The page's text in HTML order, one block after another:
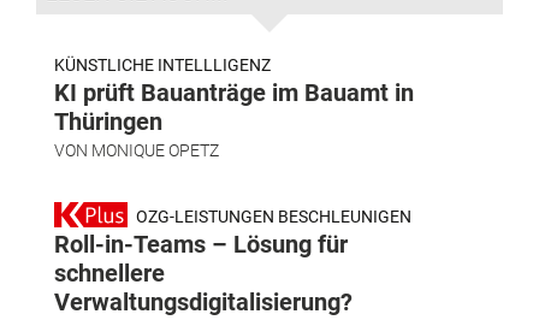
KÜNSTLICHE INTELLLIGENZ
KI prüft Bauanträge im Bauamt in
Thüringen
VON MONIQUE OPETZ
OZG-LEISTUNGEN BESCHLEUNIGEN
Roll-in-Teams – Lösung für
schnellere
Verwaltungsdigitalisierung?